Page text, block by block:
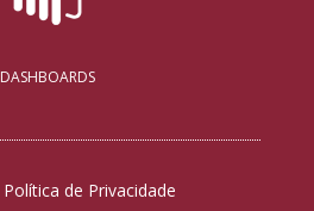
DASHBOARDS
Política de Privacidade